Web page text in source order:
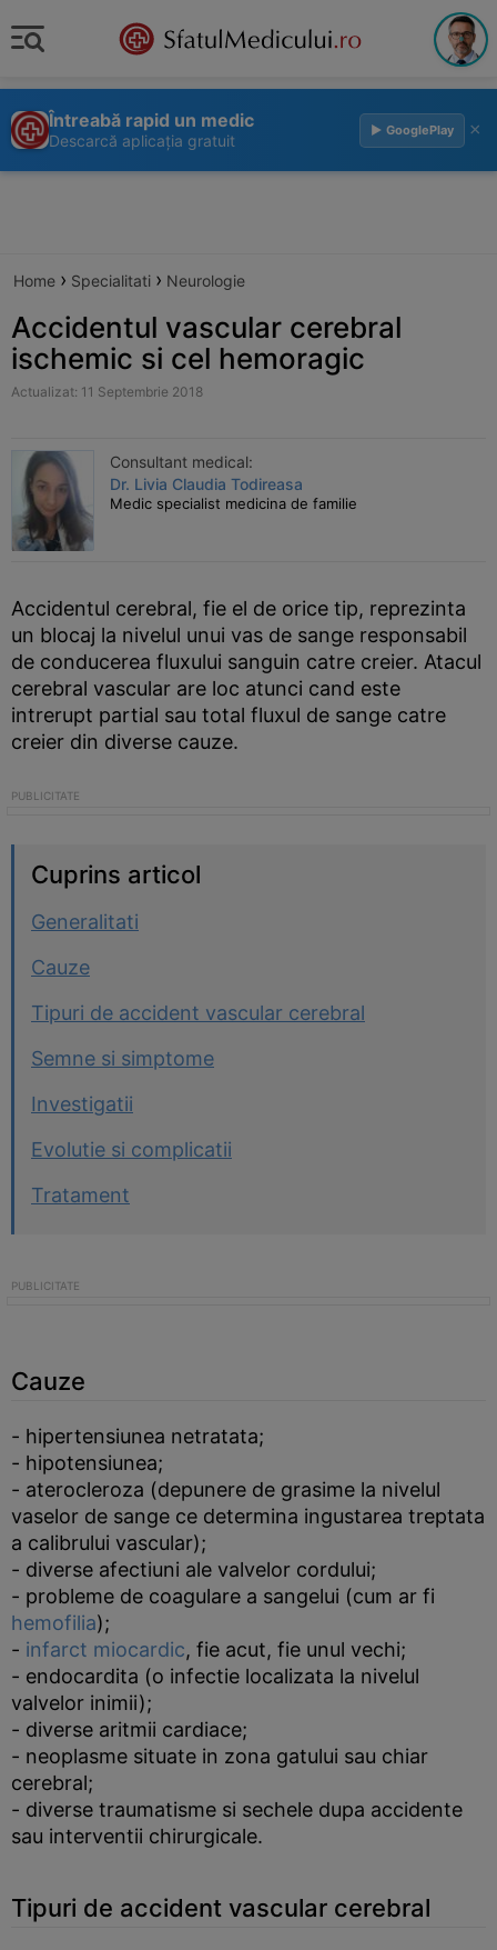
Întreabă rapid un medic
Descarcă aplicația gratuit
▶ GooglePlay ×
Home › Specialitati › Neurologie
Accidentul vascular cerebral
ischemic si cel hemoragic
Actualizat: 11 Septembrie 2018
Consultant medical:
Dr. Livia Claudia Todireasa
Medic specialist medicina de familie
Accidentul cerebral, fie el de orice tip, reprezinta
un blocaj la nivelul unui vas de sange responsabil
de conducerea fluxului sanguin catre creier. Atacul
cerebral vascular are loc atunci cand este
intrerupt partial sau total fluxul de sange catre
creier din diverse cauze.
Cuprins articol
Generalitati
Cauze
Tipuri de accident vascular cerebral
Semne si simptome
Investigatii
Evolutie si complicatii
Tratament
Cauze
- hipertensiunea netratata;
- hipotensiunea;
- aterocleroza (depunere de grasime la nivelul
vaselor de sange ce determina ingustarea treptata
a calibrului vascular);
- diverse afectiuni ale valvelor cordului;
- probleme de coagulare a sangelui (cum ar fi
hemofilia);
- infarct miocardic, fie acut, fie unul vechi;
- endocardita (o infectie localizata la nivelul
valvelor inimii);
- diverse aritmii cardiace;
- neoplasme situate in zona gatului sau chiar
cerebral;
- diverse traumatisme si sechele dupa accidente
sau interventii chirurgicale.
Tipuri de accident vascular cerebral